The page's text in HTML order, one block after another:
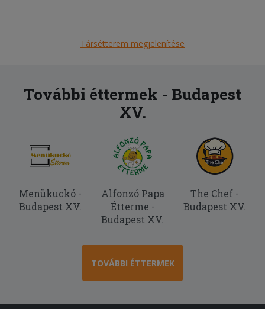
Társétterem megjelenítése
További éttermek - Budapest
XV.
Menükuckó -
Budapest XV.
Alfonzó Papa
Étterme -
Budapest XV.
The Chef -
Budapest XV.
TOVÁBBI ÉTTERMEK